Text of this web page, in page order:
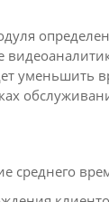
уменьшить
среднего